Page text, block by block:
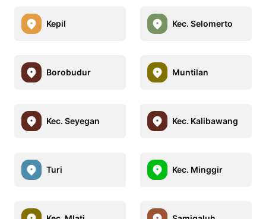
Kepil Kec. Selomerto
Borobudur Muntilan
Kec. Seyegan Kec. Kalibawang
Turi Kec. Minggir